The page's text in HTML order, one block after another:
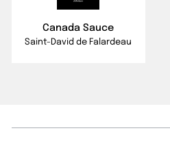
Canada Sauce
Saint-David de Falardeau